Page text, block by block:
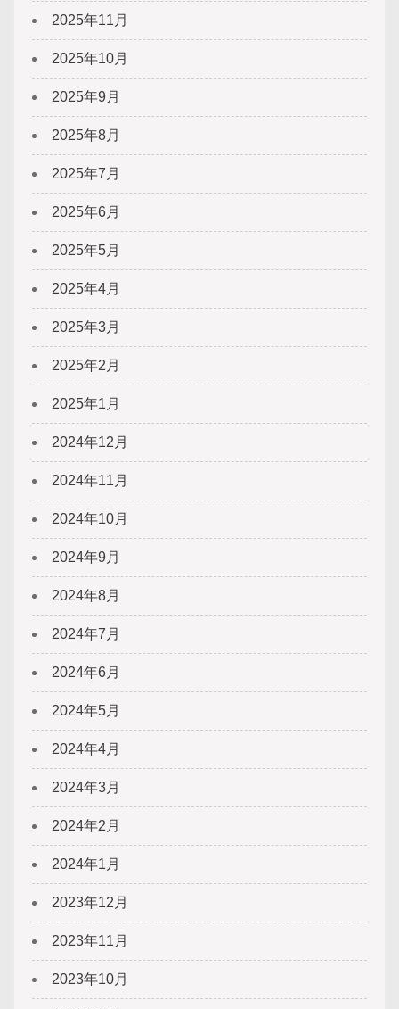
2025年11月
2025年10月
2025年9月
2025年8月
2025年7月
2025年6月
2025年5月
2025年4月
2025年3月
2025年2月
2025年1月
2024年12月
2024年11月
2024年10月
2024年9月
2024年8月
2024年7月
2024年6月
2024年5月
2024年4月
2024年3月
2024年2月
2024年1月
2023年12月
2023年11月
2023年10月